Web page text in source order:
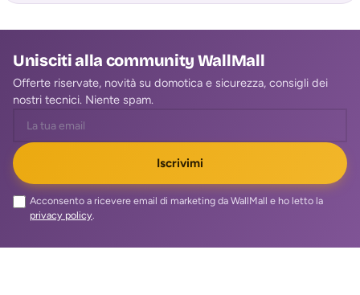
connessione per strisce
TRASFORMATORE 220V-12V
Unisciti alla community WallMall
Offerte riservate, novità su domotica e sicurezza, consigli dei
nostri tecnici. Niente spam.
Iscrivimi
Acconsento a ricevere email di marketing da WallMall e ho letto la
privacy policy.